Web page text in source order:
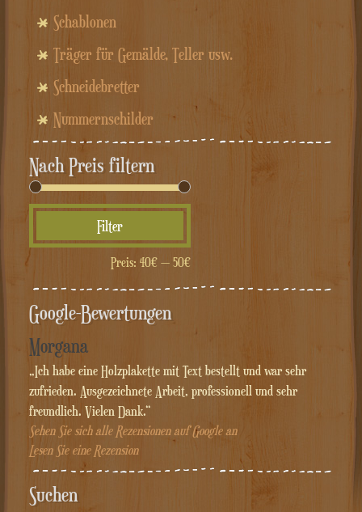
Schablonen
Träger für Gemälde, Teller usw.
Schneidebretter
Nummernschilder
Nach Preis filtern
Preis
Preis
Filter
Preis: 40€— 50€
Google-Bewertungen
Morgana
„Ich habe eine Holzplakette mit Text bestellt und war sehr
zufrieden. Ausgezeichnete Arbeit, professionell und sehr
freundlich. Vielen Dank.“
Sehen Sie sich alle Rezensionen auf Google an
Lesen Sie eine Rezension
Suchen